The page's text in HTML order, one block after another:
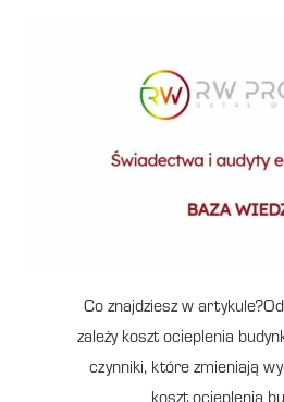
Co znajdziesz w
zależy koszt ocieplenia
czynniki, które zmieniają